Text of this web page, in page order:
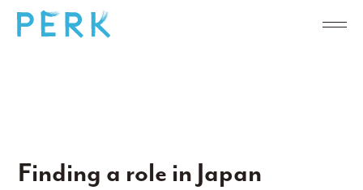
Finding a role in Japan